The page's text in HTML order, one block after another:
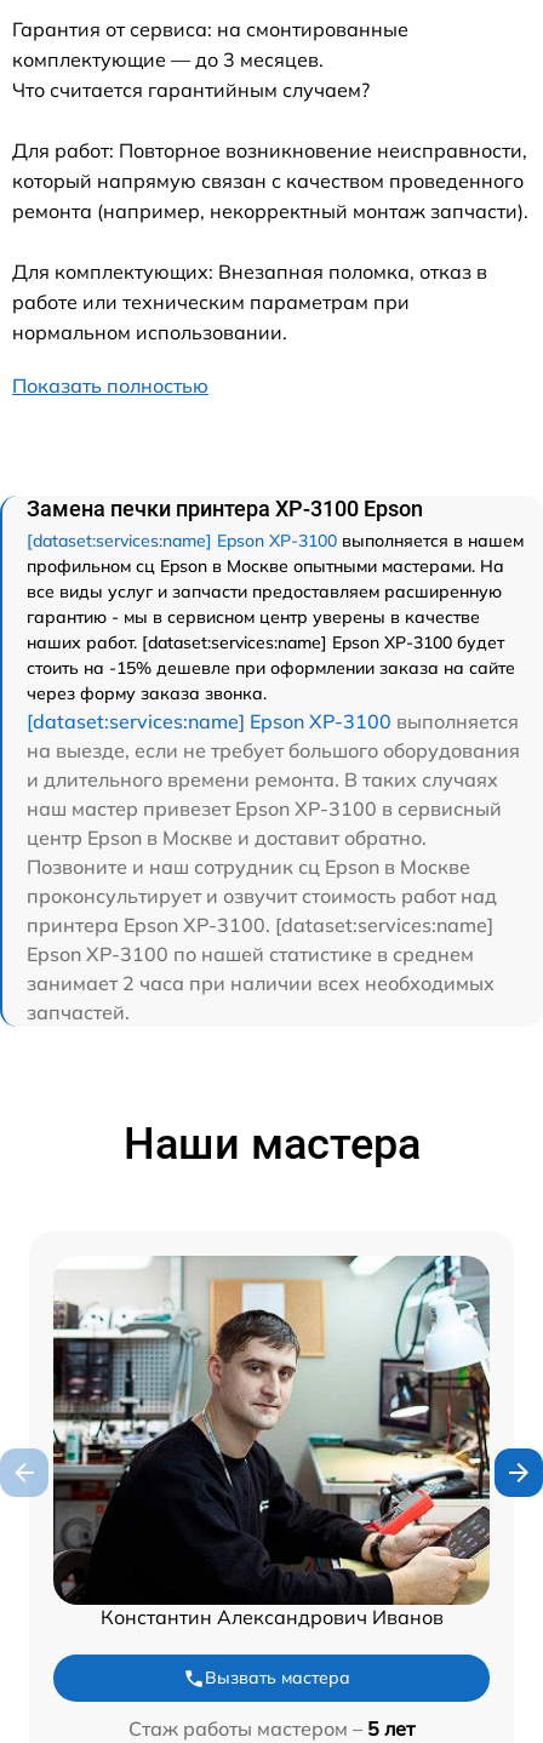
Гарантия от сервиса: на смонтированные
комплектующие — до 3 месяцев.
Что считается гарантийным случаем?
Для работ: Повторное возникновение неисправности,
который напрямую связан с качеством проведенного
ремонта (например, некорректный монтаж запчасти).
Для комплектующих: Внезапная поломка, отказ в
работе или техническим параметрам при
нормальном использовании.
Показать полностью
Замена печки принтера XP-3100 Epson
[dataset:services:name] Epson XP-3100 выполняется в нашем
профильном сц Epson в Москве опытными мастерами. На
все виды услуг и запчасти предоставляем расширенную
гарантию - мы в сервисном центр уверены в качестве
наших работ. [dataset:services:name] Epson XP-3100 будет
стоить на -15% дешевле при оформлении заказа на сайте
через форму заказа звонка.
[dataset:services:name] Epson XP-3100 выполняется
на выезде, если не требует большого оборудования
и длительного времени ремонта. В таких случаях
наш мастер привезет Epson XP-3100 в сервисный
центр Epson в Москве и доставит обратно.
Позвоните и наш сотрудник сц Epson в Москве
проконсультирует и озвучит стоимость работ над
принтера Epson XP-3100. [dataset:services:name]
Epson XP-3100 по нашей статистике в среднем
занимает 2 часа при наличии всех необходимых
запчастей.
Наши мастера
Константин Александрович Иванов
Вызвать мастера
Стаж работы мастером – 5 лет